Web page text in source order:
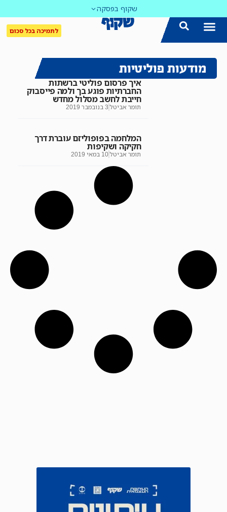
שקוף בפסקה
לתמיכה בכל סכום
מודעות פוליטיות
איך פרסום פוליטי ברשתות
החברתיות פוגע בך ולמה פייסבוק
חייבת לחשב מסלול מחדש
תומר אביטל 3 בנובמבר 2019
המלחמה בפופוליזם עוברת דרך
חקיקה ושקיפות
תומר אביטל10 במאי 2019